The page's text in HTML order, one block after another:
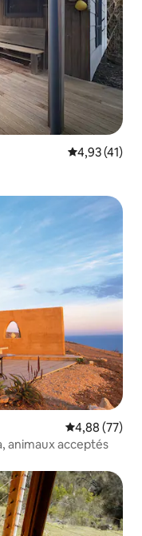
Évaluation
4,93 (41)
Évaluation
4,88 (77)
animaux acceptés